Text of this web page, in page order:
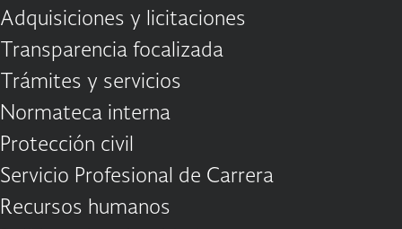
Adquisiciones y licitaciones
Transparencia focalizada
Trámites y servicios
Normateca interna
Protección civil
Servicio Profesional de Carrera
Recursos humanos